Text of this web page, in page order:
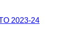
2023-24